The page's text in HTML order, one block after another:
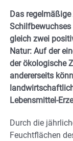
Das
Schilfbewuchses
gleich zwei
Natur: Auf der
der ökologische
andererseits
Lebensmittel-
Durch die
Feuchtflächen